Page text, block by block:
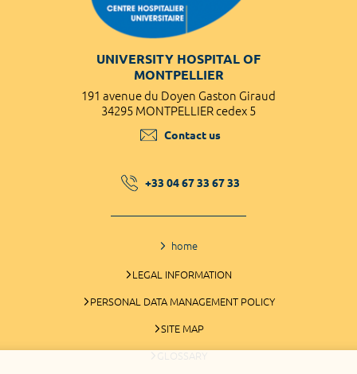
UNIVERSITY HOSPITAL OF
MONTPELLIER
191 avenue du Doyen Gaston Giraud
34295 MONTPELLIER cedex 5
Contact us
+33 04 67 33 67 33
home
LEGAL INFORMATION
PERSONAL DATA MANAGEMENT POLICY
SITE MAP
GLOSSARY